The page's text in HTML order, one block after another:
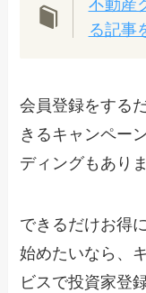
不動産
る記事
会員登録をする
きるキャンペー
ディングもありま
できるだけお得
始めたいなら、
ビスで投資家登